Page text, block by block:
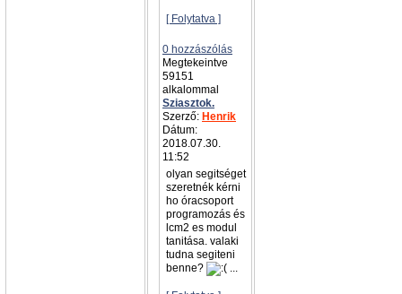
[ Folytatva ]
0 hozzászólás
Megtekeintve
59151
alkalommal
Sziasztok.
Szerző: Henrik
Dátum:
2018.07.30.
11:52
olyan segitséget
szeretnék kérni
ho óracsoport
programozás és
lcm2 es modul
tanitása. valaki
tudna segiteni
benne?
...